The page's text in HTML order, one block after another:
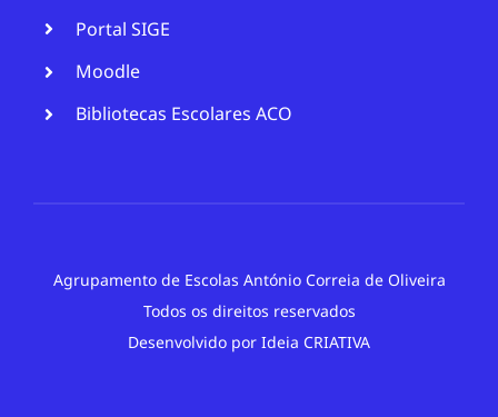
Portal SIGE
Moodle
Bibliotecas Escolares ACO
Agrupamento de Escolas António Correia de Oliveira
Todos os direitos reservados
Desenvolvido por Ideia CRIATIVA